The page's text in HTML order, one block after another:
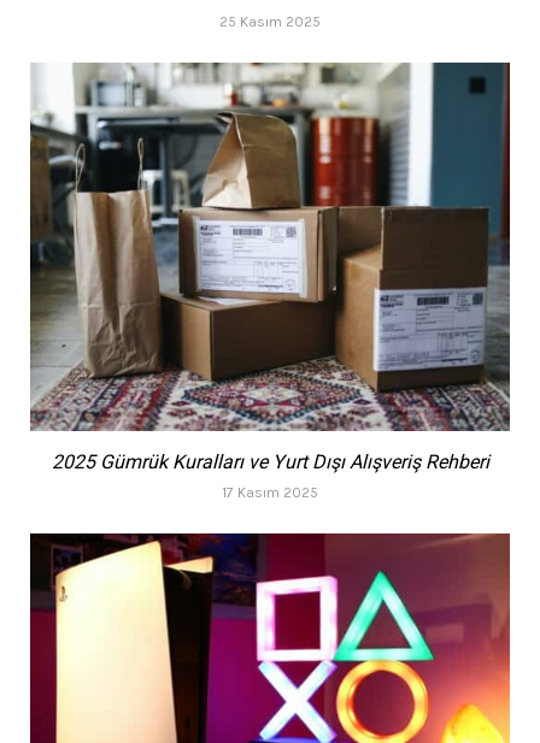
25 Kasım 2025
2025 Gümrük Kuralları ve Yurt Dışı Alışveriş Rehberi
17 Kasım 2025